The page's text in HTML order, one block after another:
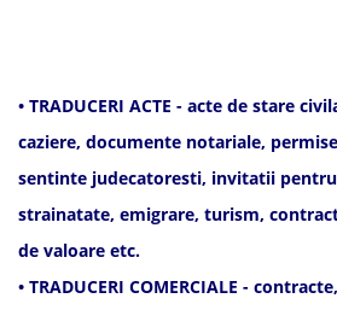
• TRADUCERI ACTE - acte de stare
caziere, documente notariale,
sentinte judecatoresti, invitatii
strainatate, emigrare, turism,
de valoare etc.
• TRADUCERI COMERCIALE -